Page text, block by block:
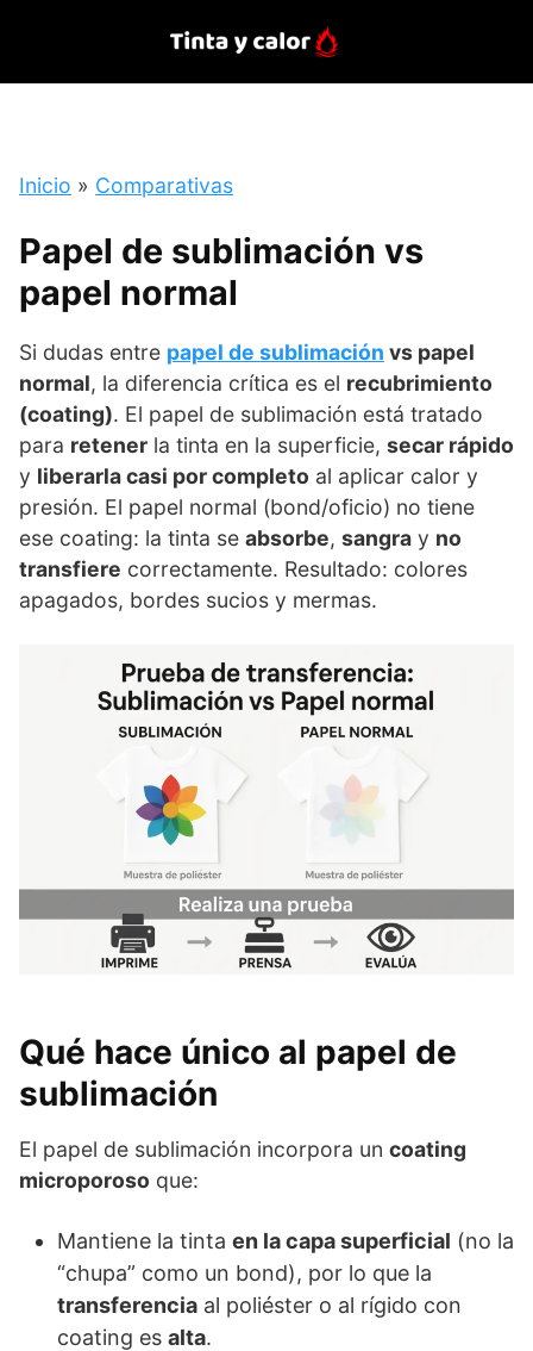
Inicio » Comparativas
Papel de sublimación vs
papel normal
Si dudas entre papel de sublimación vs papel
normal, la diferencia crítica es el recubrimiento
(coating). El papel de sublimación está tratado
para retener la tinta en la superficie, secar rápido
y liberarla casi por completo al aplicar calor y
presión. El papel normal (bond/oficio) no tiene
ese coating: la tinta se absorbe, sangra y no
transfiere correctamente. Resultado: colores
apagados, bordes sucios y mermas.
Qué hace único al papel de
sublimación
El papel de sublimación incorpora un coating
microporoso que:
Mantiene la tinta en la capa superficial (no la
“chupa” como un bond), por lo que la
transferencia al poliéster o al rígido con
coating es alta.